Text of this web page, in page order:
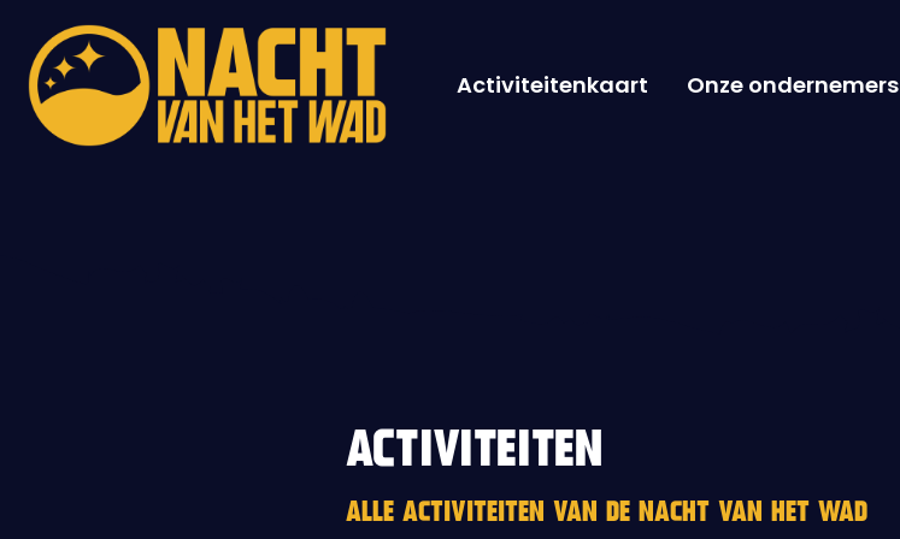
Activiteitenkaart Onze ondernemers
ACTIVITEITEN
ALLE ACTIVITEITEN VAN DE NACHT VAN HET WAD